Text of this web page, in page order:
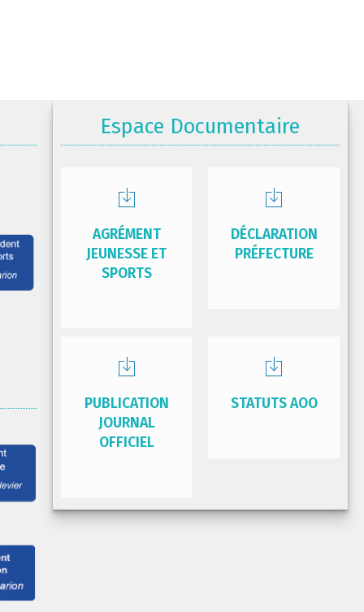
Espace Documentaire
AGRÉMENT
JEUNESSE ET
SPORTS
DÉCLARATION
PRÉFECTURE
PUBLICATION
JOURNAL
OFFICIEL
STATUTS AOO